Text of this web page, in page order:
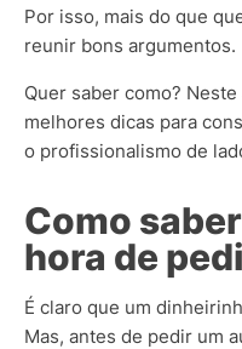
Por isso, mais do que
reunir bons argumentos.
Quer saber como?
melhores dicas para
o profissionalismo de
Como
hora de
É claro que um
Mas, antes de pedir um